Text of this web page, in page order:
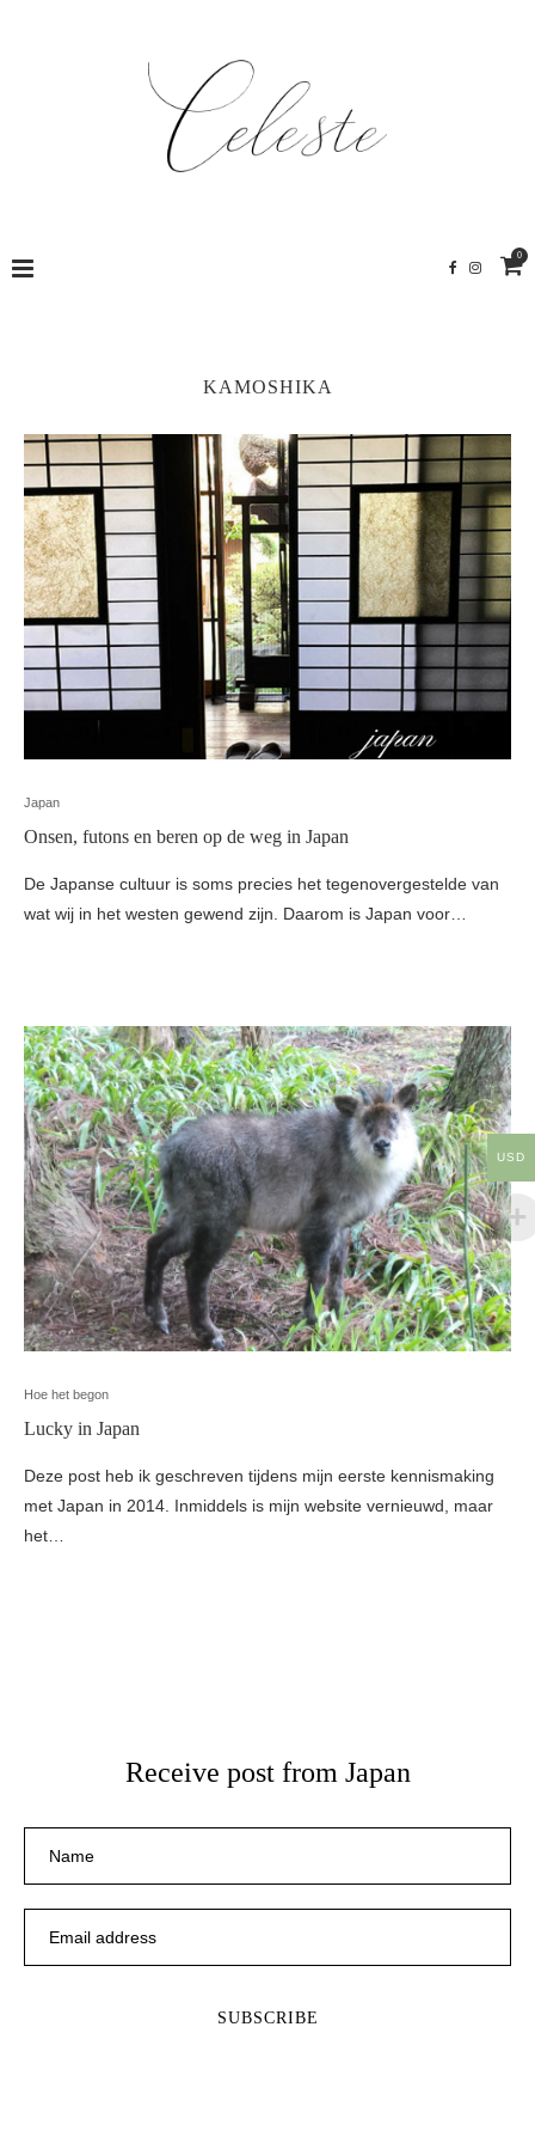
0
KAMOSHIKA
Japan
Onsen, futons en beren op de weg in Japan
De Japanse cultuur is soms precies het tegenovergestelde van
wat wij in het westen gewend zijn. Daarom is Japan voor…
Hoe het begon
Lucky in Japan
Deze post heb ik geschreven tijdens mijn eerste kennismaking
met Japan in 2014. Inmiddels is mijn website vernieuwd, maar
het…
Receive post from Japan
USD